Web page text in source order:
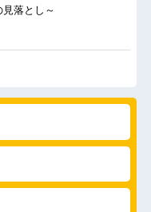
見落とし～